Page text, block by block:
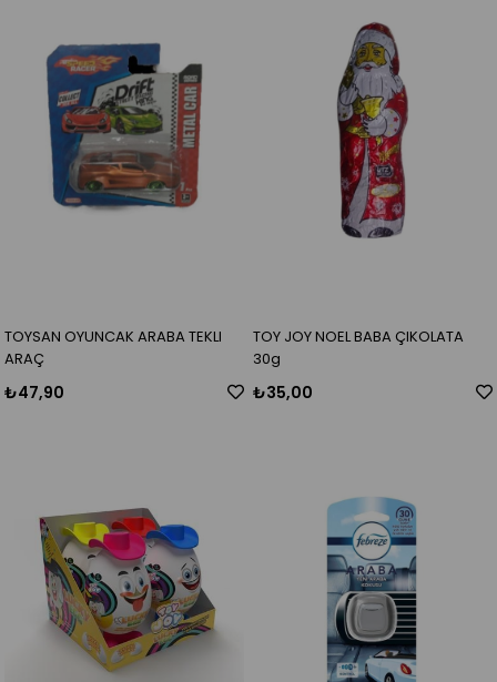
TOYSAN OYUNCAK ARABA TEKLI
ARAÇ
₺47,90
TOY JOY NOEL BABA ÇIKOLATA
30g
₺35,00